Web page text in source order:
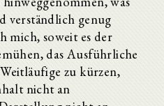
verständlich genug
mich, soweit es der
das Ausführliche
zu kürzen,
nicht an